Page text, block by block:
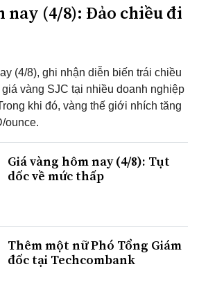
nay (4/8): Đảo chiều đi
(4/8), ghi nhận diễn biến trái chiều
vàng SJC tại nhiều doanh nghiệp
khi đó, vàng thế giới nhích tăng
ounce.
Giá vàng hôm nay (4/8): Tụt
dốc về mức thấp
Thêm một nữ Phó Tổng Giám
đốc tại Techcombank